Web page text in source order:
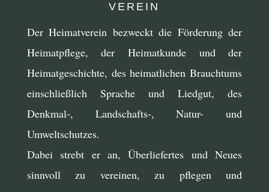
VEREIN
Der Heimatverein bezweckt die Förderung der
Heimatpflege, der Heimatkunde und der
Heimatgeschichte, des heimatlichen Brauchtums
einschließlich Sprache und Liedgut, des
Denkmal-, Landschafts-, Natur- und
Umweltschutzes.
Dabei strebt er an, Überliefertes und Neues
sinnvoll zu vereinen, zu pflegen und